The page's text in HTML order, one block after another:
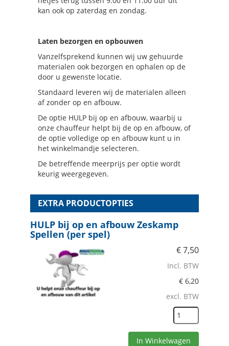
kan ook op zaterdag en zondag.
Laten bezorgen en opbouwen
Vanzelfsprekend kunnen wij uw gehuurde
materialen ook bezorgen en ophalen op de
door u gewenste locatie.
Standaard leveren wij de materialen alleen
af zonder op en afbouw.
De optie HULP bij op en afbouw, waarbij u
onze chauffeur helpt bij de op en afbouw, of
de optie volledige op en afbouw kunt u in
het winkelmandje selecteren.
De betreffende meerprijs per optie wordt
keurig weergegeven.
EXTRA PRODUCTOPTIES
HULP bij op en afbouw Zeskamp
Spellen (per spel)
€7,50
Incl. BTW
€ 6,20
excl. BTW
In Winkelwagen